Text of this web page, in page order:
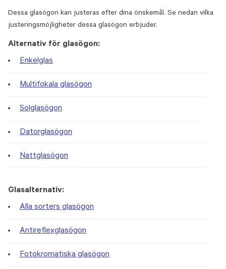
Dessa glasögon kan justeras efter dina önskemål. Se nedan vilka
justeringsmöjligheter dessa glasögon erbjuder.
Alternativ för glasögon:
Enkelglas
Multifokala glasögon
Solglasögon
Datorglasögon
Nattglasögon
Glasalternativ:
Alla sorters glasögon
Antireflexglasögon
Fotokromatiska glasögon